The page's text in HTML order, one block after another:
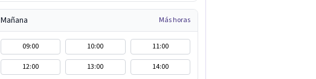
Mañana Más horas
09:00 10:00
11:00
12:00
13:00 14:00